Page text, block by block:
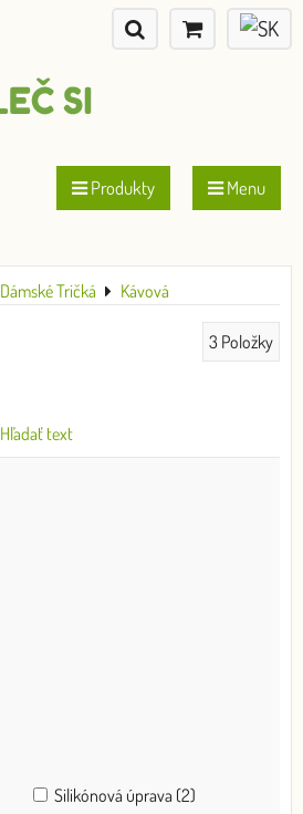
Produkty Menu
Dámské Tričká Kávová
3 Položky
Hľadať text
Silikónová úprava (2)